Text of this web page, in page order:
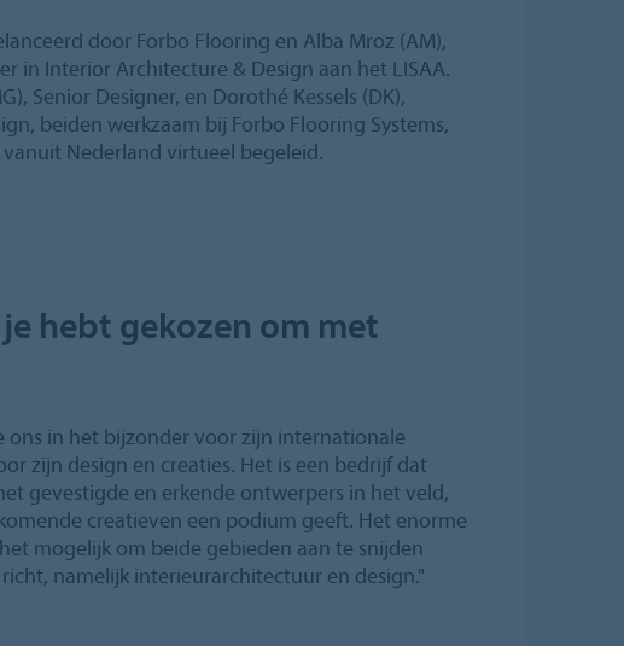
door Forbo Flooring en Alba Mroz (AM),
in Interior Architecture & Design aan het LISAA.
Senior Designer, en Dorothé Kessels (DK),
beiden werkzaam bij Forbo Flooring Systems,
Nederland virtueel begeleid.
hebt gekozen om met
ons in het bijzonder voor zijn internationale
zijn design en creaties. Het is een bedrijf dat
gevestigde en erkende ontwerpers in het veld,
creatieven een podium geeft. Het enorme
mogelijk om beide gebieden aan te snijden
namelijk interieurarchitectuur en design."